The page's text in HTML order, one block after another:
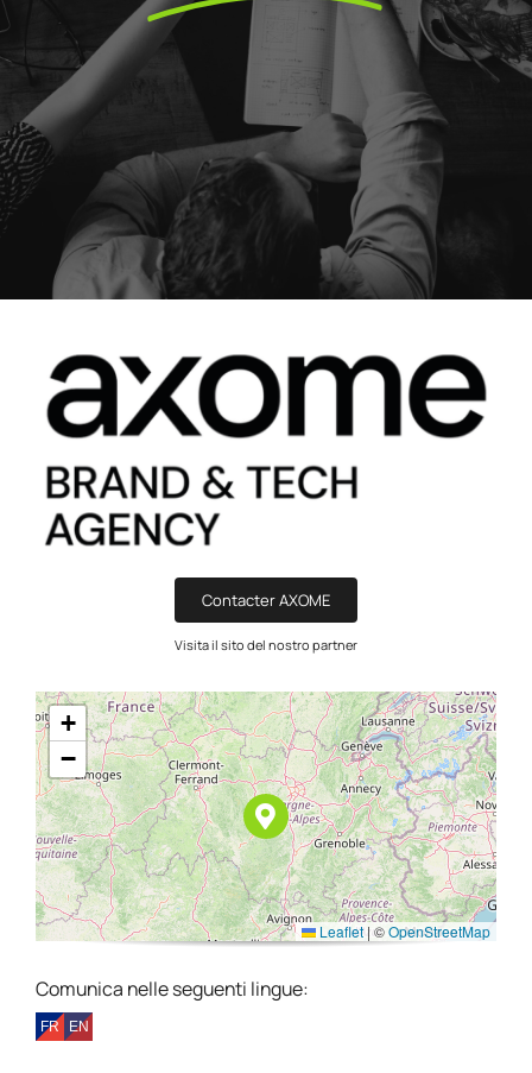
Contacter AXOME
Visita il sito del nostro partner
+
−
Leaflet |©OpenStreetMap
Comunica nelle seguenti lingue: